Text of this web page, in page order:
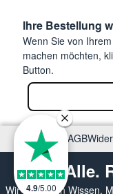
Ihre Bestellung
Wenn Sie von
machen möchten,
Button.
ImpressumAGB
Alle.
Wir vermitteln Wissen,
4.9/5.00